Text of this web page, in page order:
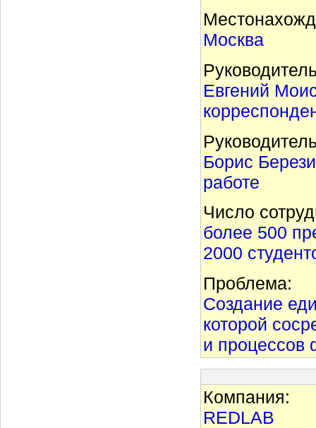
Москва
Евгений
Борис
работе
Число
более 500
2000
Проблема:
Создание
которой
и процессов
Компания:
REDLAB